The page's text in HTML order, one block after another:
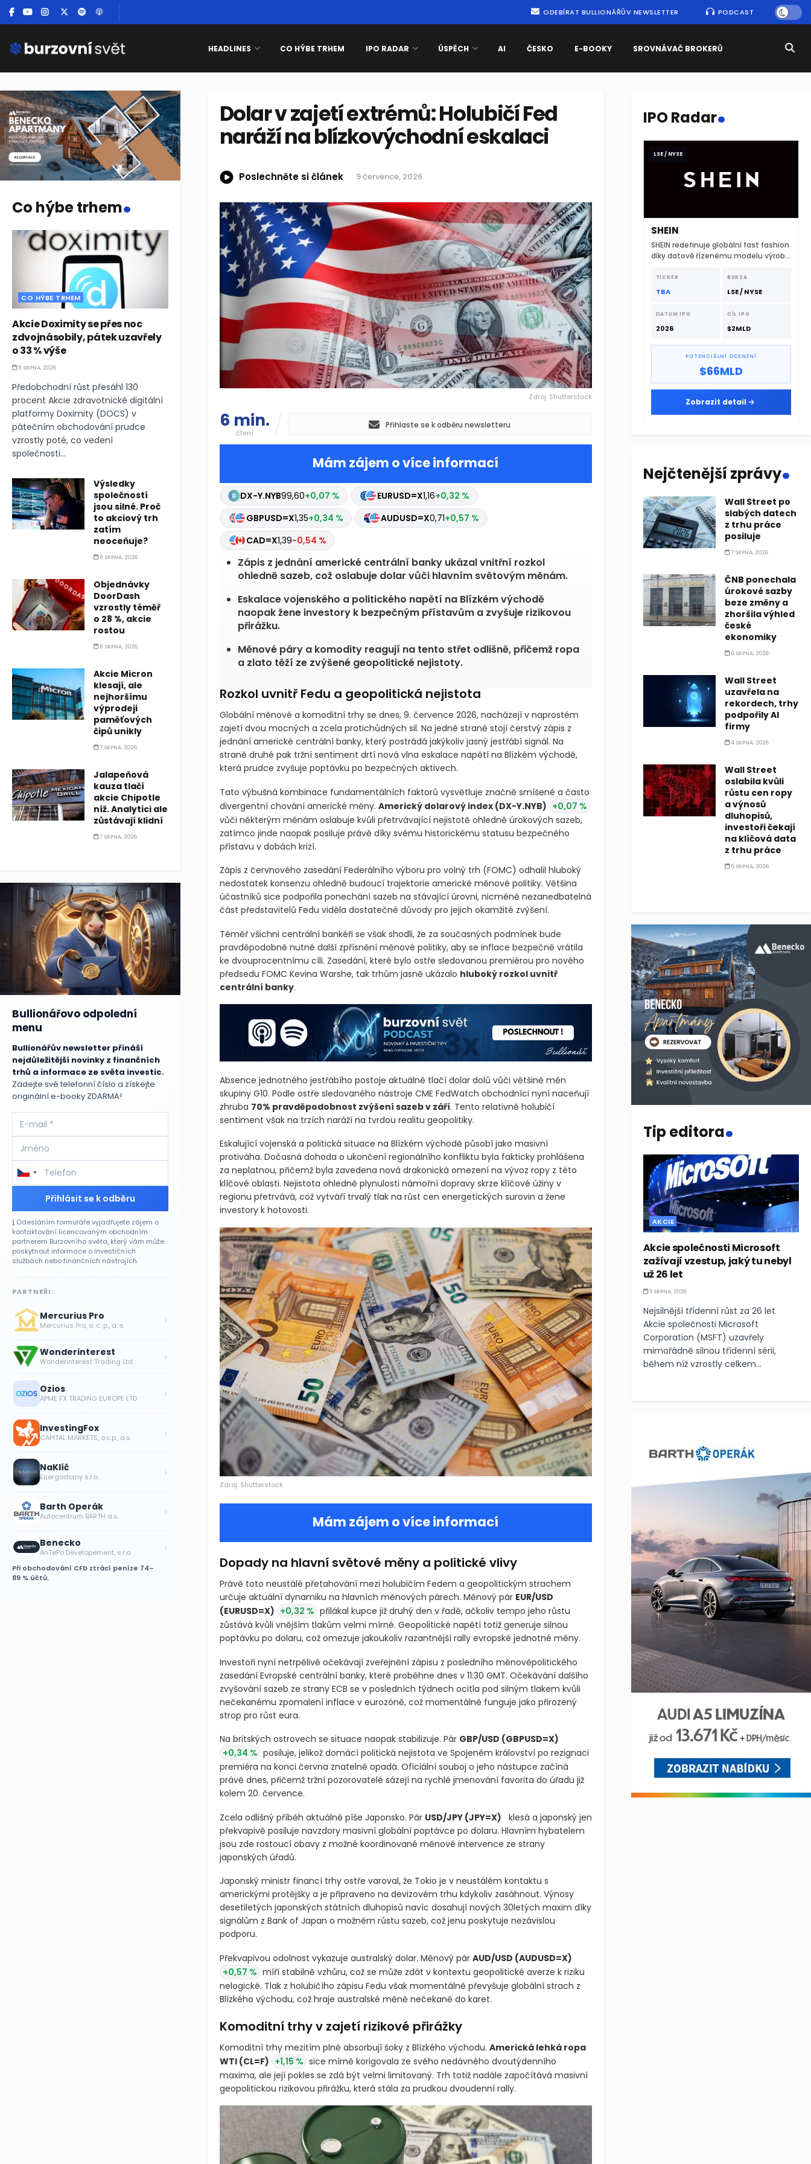
ODEBÍRAT BULLIONÁŘŮV NEWSLETTER PODCAST
HEADLINES CO HÝBE TRHEM IPO RADAR ÚSPĚCH AI ČESKO E-BOOKY SROVNÁVAČ BROKERŮ
Dolar v zajetí extrémů: Holubičí Fed
naráží na blízkovýchodní eskalaci
Poslechněte si článek 9 července, 2026
Zdroj: Shutterstock
6 min.
čtení
Přihlaste se k odběru newsletteru
Mám zájem o více informací
DX-Y.NYB99,60+0,07 % EURUSD=X1,16+0,32 %
GBPUSD=X1,35+0,34 % JPY=X157,75-0,44 %
AUDUSD=X0,71+0,57 %
GC=F4 399,70+2,33 %
Zápis z jednání americké centrální banky ukázal vnitřní rozkol
ohledně sazeb, což oslabuje dolar vůči hlavním světovým měnám.
Eskalace vojenského a politického napětí na Blízkém východě
naopak žene investory k bezpečným přístavům a zvyšuje rizikovou
přirážku.
Měnové páry a komodity reagují na tento střet odlišně, přičemž ropa
a zlato těží ze zvýšené geopolitické nejistoty.
Rozkol uvnitř Fedu a geopolitická nejistota
Globální měnové a komoditní trhy se dnes, 9. července 2026, nacházejí v naprostém
zajetí dvou mocných a zcela protichůdných sil. Na jedné straně stojí čerstvý zápis z
jednání americké centrální banky, který postrádá jakýkoliv jasný jestřábí signál. Na
straně druhé pak tržní sentiment drtí nová vlna eskalace napětí na Blízkém východě,
která prudce zvyšuje poptávku po bezpečných aktivech.
Tato výbušná kombinace fundamentálních faktorů vysvětluje značně smíšené a často
divergentní chování americké měny.Americký dolarový index (DX-Y.NYB)
+0,07 %
vůči některým měnám oslabuje kvůli přetrvávající nejistotě ohledně úrokových sazeb,
zatímco jinde naopak posiluje právě díky svému historickému statusu bezpečného
přístavu v dobách krizí.
Zápis z červnového zasedání Federálního výboru pro volný trh(FOMC)odhalil hluboký
nedostatek konsenzu ohledně budoucí trajektorie americké měnové politiky. Většina
účastníků sice podpořila ponechání sazeb na stávající úrovni, nicméně nezanedbatelná
část představitelů Fedu viděla dostatečné důvody pro jejich okamžité zvýšení.
Téměř všichni centrální bankéři se však shodli, že za současných podmínek bude
pravděpodobně nutné další zpřísnění měnové politiky, aby se inflace bezpečně vrátila
ke dvouprocentnímu cíli. Zasedání, které bylo ostře sledovanou premiérou pro nového
předsedu FOMC Kevina Warshe, tak trhům jasně ukázalo
Absence jednotného jestřábího postoje aktuálně tlačí dolar dolů vůči většině měn
skupiny G10. Podle ostře sledovaného nástroje CME FedWatch obchodníci nyní naceňují
70% pravděpodobnost zvýšení sazeb v září
. Tento relativně holubičí
sentiment však na trzích naráží na tvrdou realitu geopolitiky.
Eskalující vojenská a politická situace na Blízkém východě působí jako masivní
protiváha. Dočasná dohoda o ukončení regionálního konfliktu byla fakticky prohlášena
za neplatnou, přičemž byla zavedena nová drakonická omezení na vývoz ropy z této
klíčové oblasti. Nejistota ohledně plynulosti námořní dopravy skrze klíčové úžiny v
regionu přetrvává, což vytváří trvalý tlak na růst cen energetických surovin a žene
investory k hotovosti.
Mám zájem o více informací
Dopady na hlavní světové měny a politické vlivy
Právě toto neustálé přetahování mezi holubičím Fedem a geopolitickým strachem
určuje aktuální dynamiku na hlavních měnových párech. Měnový párEUR/USD
(EURUSD=X)
+0,32 % přilákal kupce již druhý den v řadě, ačkoliv tempo jeho růstu
zůstává kvůli vnějším tlakům velmi mírné. Geopolitické napětí totiž generuje silnou
poptávku po dolaru, což omezuje jakoukoliv razantnější rally evropské jednotné měny.
Investoři nyní netrpělivě očekávají zveřejnění zápisu z posledního měnověpolitického
zasedání Evropské centrální banky, které proběhne dnes v 11:30 GMT. Očekávání dalšího
zvyšování sazeb ze strany ECB se v posledních týdnech ocitla pod silným tlakem kvůli
nečekanému zpomalení inflace v eurozóně, což momentálně funguje jako přirozený
strop pro růst eura.
Na britských ostrovech se situace naopak stabilizuje. Pár
GBP/USD
(GBPUSD=X)
+0,34 % posiluje, jelikož domácí politická nejistota ve Spojeném království po rezignaci
premiéra na konci června znatelně opadá. Oficiální souboj o jeho nástupce začíná
kolem 20. července.
Zcela odlišný příběh aktuálně píše Japonsko. PárUSD/JPY(JPY=X) klesá a japonský jen
překvapivě posiluje navzdory masivní globální poptávce po dolaru. Hlavním hybatelem
jsou zde rostoucí obavy z možné koordinované měnové intervence ze strany
japonských úřadů.
Japonský ministr financí trhy ostře varoval, že Tokio je v neustálém kontaktu s
americkými protějšky a je připraveno na devizovém trhu kdykoliv zasáhnout. Výnosy
desetiletých japonských státních dluhopisů navíc dosahují nových 30letých maxim díky
signálům z Bank of Japan o možném růstu sazeb, což jenu poskytuje nezávislou
podporu.
Překvapivou odolnost vykazuje australský dolar. Měnový pár
AUD/USD
(AUDUSD=X)
+0,57 %
míří stabilně vzhůru, což se může zdát v kontextu geopolitické averze k riziku
nelogické. Tlak z holubičího zápisu Fedu však momentálně převyšuje globální strach z
Blízkého východu, což hraje australské měně nečekaně do karet.
Komoditní trhy v zajetí rizikové přirážky
Komoditní trhy mezitím plně absorbují šoky z Blízkého východu. Americká lehká ropa
(CL=F) +1,15 %
sice mírně korigovala ze svého nedávného dvoutýdenního
maxima, ale její pokles se zdá být velmi limitovaný. Trh totiž nadále započítává masivní
geopolitickou rizikovou přirážku, která stála za prudkou dvoudenní rally.
Co hýbe trhem.
CO HÝBE TRHEM
Akcie Doximity se přes noc
zdvojnásobily, pátek uzavřely
o 33 % výše
8 SRPNA, 2026
Předobchodní růst přesáhl 130
procent Akcie zdravotnické digitální
platformy Doximity (DOCS) v
pátečním obchodování prudce
vzrostly poté, co vedení
společnosti...
Výsledky
společností
jsou silné. Proč
to akciový trh
zatím
neoceňuje?
8 SRPNA, 2026
Objednávky
DoorDash
vzrostly téměř
o 28 %, akcie
rostou
8 SRPNA, 2026
Akcie Micron
klesají, ale
nejhoršímu
výprodeji
paměťových
čipů unikly
7 SRPNA, 2026
Jalapeňová
kauza tlačí
akcie Chipotle
níž. Analytici ale
zůstávají klidní
7 SRPNA, 2026
Bullionářovo odpolední
menu
Bullionářův newsletter přináší
nejdůležitější novinky z finančních
trhů a informace ze světa investic.
Zadejte své telefonní číslo a získejte
originální e-booky ZDARMA!
Přihlásit se k odběru
Odesláním formuláře vyjadřujete zájem o
kontaktování licencovaným obchodním
partnerem Burzovního světa, který vám může
poskytnout informace o investičních
službách nebo finančních nástrojích.
PARTNEŘI:
Mercurius Pro
Mercurius Pro, o. c. p., a. s. ›
Wonderinterest
Wonderinterest Trading Ltd ›
Ozios
APME FX TRADING EUROPE LTD ›
InvestingFox
CAPITAL MARKETS, o.c.p., a.s. ›
NaKlíč
Energodomy s.r.o. ›
Barth Operák
Autocentrum BARTH a.s. ›
Benecko
AnTePo Developement, s.r.o. ›
Při obchodování CFD ztrácí peníze 74–
89 % účtů.
IPO Radar.
LSE / NYSE
SHEIN
SHEIN redefinuje globální fast fashion
díky datově řízenému modelu výroby
dodavatelskému řetězci.
TICKER
TBA
BURZA
LSE / NYSE
DATUM IPO
2026
CÍL IPO
$2MLD
POTENCIÁLNÍ OCENĚNÍ
$66MLD
Zobrazit detail
Nejčtenější zprávy.
Wall Street po
slabých datech
z trhu práce
posiluje
7 SRPNA, 2026
ČNB ponechala
úrokové sazby
beze změny a
zhoršila výhled
české
ekonomiky
6 SRPNA, 2026
Wall Street
uzavřela na
rekordech, trhy
podpořily AI
firmy
4 SRPNA, 2026
Wall Street
oslabila kvůli
růstu cen ropy
a výnosů
dluhopisů,
investoři čekají
na klíčová data
z trhu práce
6 SRPNA, 2026
Tip editora.
AKCIE
Akcie společnosti Microsoft
zažívají vzestup, jaký tu nebyl
už 26 let
5 SRPNA, 2026
Nejsilnější třídenní růst za 26 let
Akcie společnosti Microsoft
Corporation (MSFT) uzavřely
mimořádně silnou třídenní sérii,
během níž vzrostly celkem...